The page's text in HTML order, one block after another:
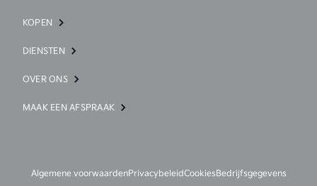
KOPEN
DIENSTEN
OVER ONS
MAAK EEN AFSPRAAK
Algemene voorwaardenPrivacybeleidCookies Bedrijfsgegevens